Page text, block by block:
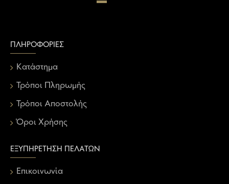
ΠΛΗΡΟΦΟΡΊΕΣ
Κατάστημα
Τρόποι Πληρωμής
Τρόποι Αποστολής
Όροι Χρήσης
ΕΞΥΠΗΡΈΤΗΣΗ ΠΕΛΑΤΏΝ
Επικοινωνία